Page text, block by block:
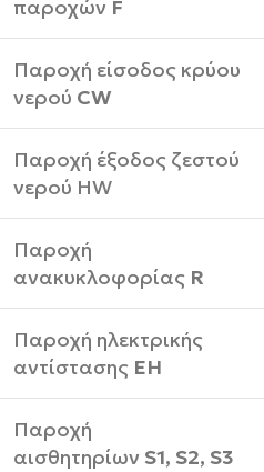
παροχών F
Παροχή είσοδος κρύου
νερού CW
Παροχή έξοδος ζεστού
νερού HW
Παροχή
ανακυκλοφορίας R
Παροχή ηλεκτρικής
αντίστασης ΕΗ
Παροχή
αισθητηρίων S1, S2, S3